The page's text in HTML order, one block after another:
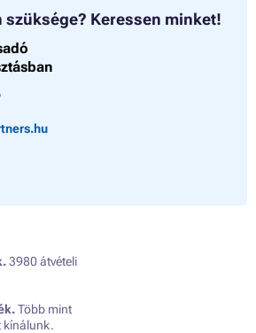
szüksége? Keressen minket!
3980 átvételi
Több mint
kínálunk.